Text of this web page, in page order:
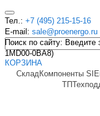
Тел.: +7 (495) 215-15-16
E-mail: sale@proenergo.ru
Поиск по сайту: Введите
1MD00-0BA8)
КОРЗИНА
СкладКомпоненты
ТП